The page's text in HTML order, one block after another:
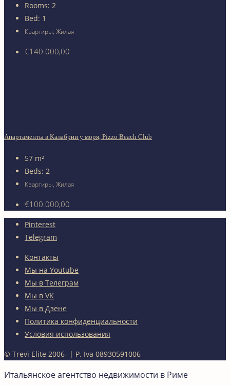
Rooms: 2
Bed: 1
Квартиры, Жилая
€140.000,00
Апартаменты в Калабрии у моря, Pizzo Beach Club
57 m²
Beds: 2
Квартиры, Жилая
€100.000,00
Pinterest
Telegram
Контакты
Мы на Youtube
Мы в Телеграм
Мы в VK
Мы в Дзене
Политика конфиденциальности
Условия использования
© Trevi Elite 2006- | P. Iva 08930591006
Итальянское агентство недвижимости в Риме